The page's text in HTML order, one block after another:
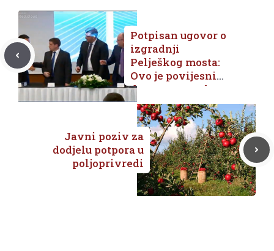
Potpisan ugovor o
izgradnji
Pelješkog mosta:
Ovo je povijesni
dan za Hrvatsku!
Javni poziv za
dodjelu potpora u
poljoprivredi